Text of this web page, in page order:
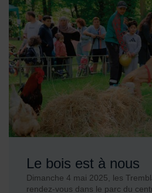
Le bois est à nous
Dimanche 4 mai 2025, les
rendez-vous dans le parc du